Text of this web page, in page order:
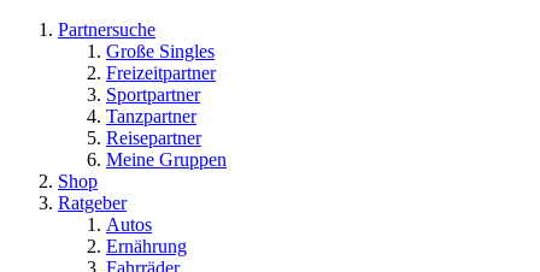
Partnersuche
Große Singles
Freizeitpartner
Sportpartner
Tanzpartner
Reisepartner
Meine Gruppen
Shop
Ratgeber
Autos
Ernährung
Fahrräder